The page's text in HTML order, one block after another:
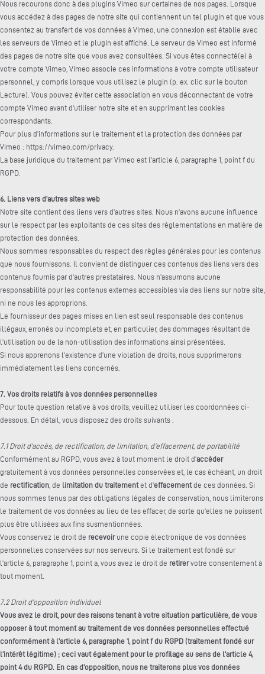
Nous recourons donc à des plugins Vimeo sur certaines de nos pages. Lorsque
vous accédez à des pages de notre site qui contiennent un tel plugin et que vous
consentez au transfert de vos données à Vimeo, une connexion est établie avec
les serveurs de Vimeo et le plugin est affiché. Le serveur de Vimeo est informé
des pages de notre site que vous avez consultées. Si vous êtes connecté(e) à
votre compte Vimeo, Vimeo associe ces informations à votre compte utilisateur
personnel, y compris lorsque vous utilisez le plugin (p. ex. clic sur le bouton
Lecture). Vous pouvez éviter cette association en vous déconnectant de votre
compte Vimeo avant d’utiliser notre site et en supprimant les cookies
correspondants.
Pour plus d’informations sur le traitement et la protection des données par
Vimeo : https://vimeo.com/privacy.
La base juridique du traitement par Vimeo est l’article 6, paragraphe 1, point f du
RGPD.
6. Liens vers d’autres sites web
Notre site contient des liens vers d’autres sites. Nous n’avons aucune influence
sur le respect par les exploitants de ces sites des réglementations en matière de
protection des données.
Nous sommes responsables du respect des règles générales pour les contenus
que nous fournissons. Il convient de distinguer ces contenus des liens vers des
contenus fournis par d’autres prestataires. Nous n’assumons aucune
responsabilité pour les contenus externes accessibles via des liens sur notre site,
ni ne nous les approprions.
Le fournisseur des pages mises en lien est seul responsable des contenus
illégaux, erronés ou incomplets et, en particulier, des dommages résultant de
l’utilisation ou de la non-utilisation des informations ainsi présentées.
Si nous apprenons l’existence d’une violation de droits, nous supprimerons
immédiatement les liens concernés.
7. Vos droits relatifs à vos données personnelles
Pour toute question relative à vos droits, veuillez utiliser les coordonnées ci-
dessous. En détail, vous disposez des droits suivants :
7.1 Droit d’accès, de rectification, de limitation, d’effacement, de portabilité
Conformément au RGPD, vous avez à tout moment le droit d’accéder
gratuitement à vos données personnelles conservées et, le cas échéant, un droit
de rectification , de limitation du traitementet d’effacementde ces données. Si
nous sommes tenus par des obligations légales de conservation, nous limiterons
le traitement de vos données au lieu de les effacer, de sorte qu’elles ne puissent
plus être utilisées aux fins susmentionnées.
Vous conservez le droit de recevoirune copie électronique de vos données
personnelles conservées sur nos serveurs. Si le traitement est fondé sur
l’article 6, paragraphe 1, point a, vous avez le droit de retirervotre consentement à
tout moment.
7.2 Droit d’opposition individuel
Vous avez le droit, pour des raisons tenant à votre situation particulière, de vous
opposer à tout moment au traitement de vos données personnelles effectué
conformément à l’article 6, paragraphe 1, point f du RGPD (traitement fondé sur
l’intérêt légitime) ; ceci vaut également pour le profilage au sens de l’article 4,
point 4 du RGPD. En cas d’opposition, nous ne traiterons plus vos données